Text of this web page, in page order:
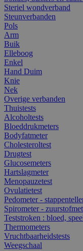
Steriel wondverband
Steunverbanden
Pols
Arm
Buik
Elleboog
Enkel
Hand Duim
Knie
Nek
Overige verbanden
Thuistests
Alcoholtests
Bloeddrukmeters
Bodyfatmeter
Cholesteroltest
Drugtest
Glucosemeters
Hartslagmeter
Menopauzetest
Ovulatietest
Pedometer -
Spirometer -
Teststroken : bloed,
Thermometers
Vruchtbaarheidstests
Weegschaal